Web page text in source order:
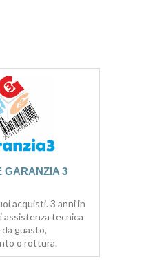
GARANZIA 3
acquisti. 3 anni in
assistenza tecnica
guasto,
o rottura.